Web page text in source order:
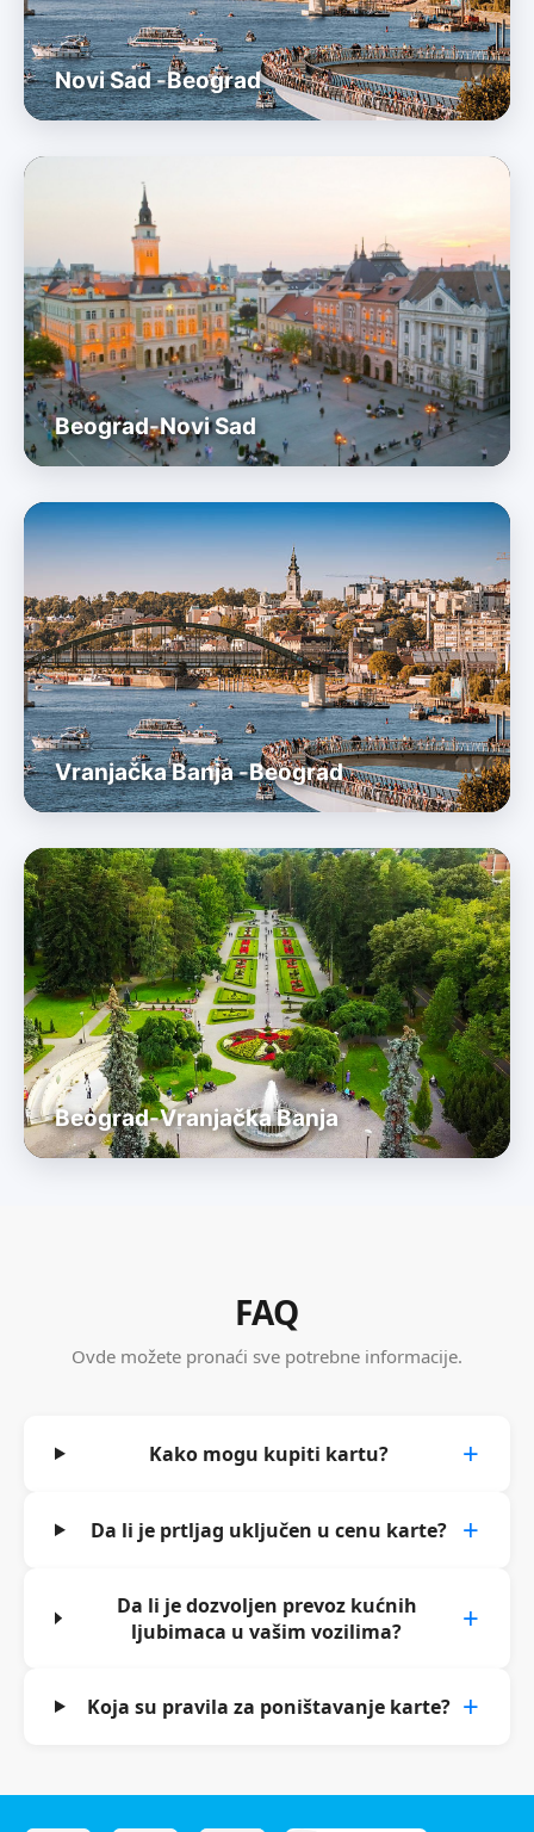
Novi Sad -Beograd
Beograd-Novi Sad
Vranjačka Banja -Beograd
Beograd-Vranjačka Banja
FAQ
Ovde možete pronaći sve potrebne informacije.
Kako mogu kupiti kartu?
Da li je prtljag uključen u cenu karte?
Da li je dozvoljen prevoz kućnih
ljubimaca u vašim vozilima?
Koja su pravila za poništavanje karte?